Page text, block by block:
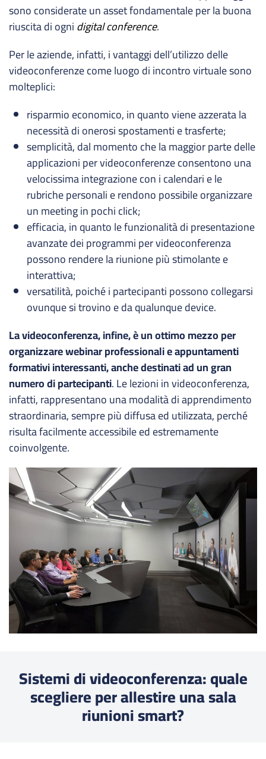
sono considerate un asset fondamentale per la buona
riuscita di ognidigital conference.
Per le aziende, infatti, i vantaggi dell’utilizzo delle
videoconferenze come luogo di incontro virtuale sono
molteplici:
risparmio economico, in quanto viene azzerata la
necessità di onerosi spostamenti e trasferte;
semplicità, dal momento che la maggior parte delle
applicazioni per videoconferenze consentono una
velocissima integrazione con i calendari e le
rubriche personali e rendono possibile organizzare
un meeting in pochi click;
efficacia, in quanto le funzionalità di presentazione
avanzate dei programmi per videoconferenza
possono rendere la riunione più stimolante e
interattiva;
versatilità, poiché i partecipanti possono collegarsi
ovunque si trovino e da qualunque device.
La videoconferenza, infine, è un ottimo mezzo per
organizzare webinar professionali e appuntamenti
formativi interessanti, anche destinati ad un gran
numero di partecipanti. Le lezioni in videoconferenza,
infatti, rappresentano una modalità di apprendimento
straordinaria, sempre più diffusa ed utilizzata, perché
risulta facilmente accessibile ed estremamente
coinvolgente.
Sistemi di videoconferenza: quale
scegliere per allestire una sala
riunioni smart?